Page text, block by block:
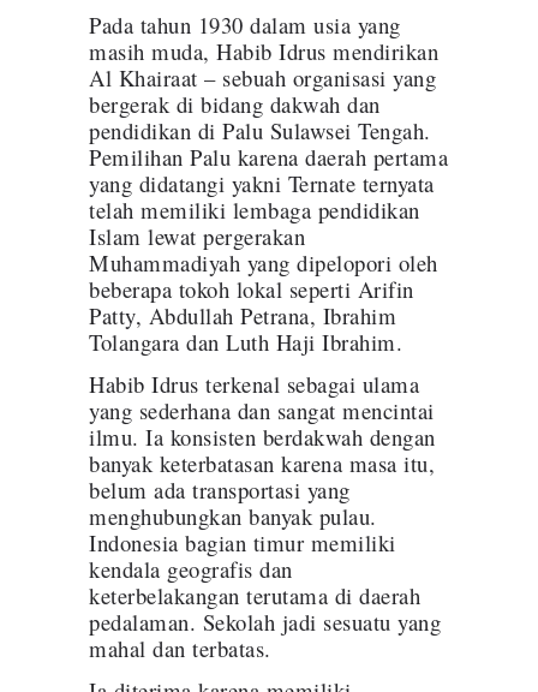
Pada tahun 1930 dalam usia yang
masih muda, Habib Idrus mendirikan
Al Khairaat – sebuah organisasi yang
bergerak di bidang dakwah dan
pendidikan di Palu Sulawsei Tengah.
Pemilihan Palu karena daerah pertama
yang didatangi yakni Ternate ternyata
telah memiliki lembaga pendidikan
Islam lewat pergerakan
Muhammadiyah yang dipelopori oleh
beberapa tokoh lokal seperti Arifin
Patty, Abdullah Petrana, Ibrahim
Tolangara dan Luth Haji Ibrahim.
Habib Idrus terkenal sebagai ulama
yang sederhana dan sangat mencintai
ilmu. Ia konsisten berdakwah dengan
banyak keterbatasan karena masa itu,
belum ada transportasi yang
menghubungkan banyak pulau.
Indonesia bagian timur memiliki
kendala geografis dan
keterbelakangan terutama di daerah
pedalaman. Sekolah jadi sesuatu yang
mahal dan terbatas.